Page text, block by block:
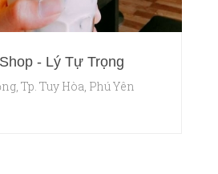
- Lý Tự Trọng
Tp. Tuy Hòa, Phú Yên